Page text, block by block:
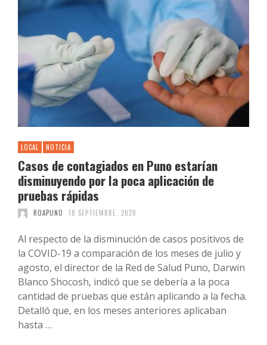
LOCAL NOTICIA
Casos de contagiados en Puno estarían
disminuyendo por la poca aplicación de
pruebas rápidas
ROAPUNO 18 SEPTIEMBRE, 2020
Al respecto de la disminución de casos positivos de
la COVID-19 a comparación de los meses de julio y
agosto, el director de la Red de Salud Puno, Darwin
Blanco Shocosh, indicó que se debería a la poca
cantidad de pruebas que están aplicando a la fecha.
Detalló que, en los meses anteriores aplicaban
hasta …